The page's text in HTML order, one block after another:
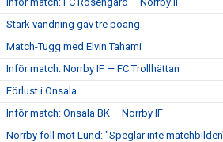
Stark vändning gav tre poäng
Match-Tugg med Elvin Tahami
Inför match: Norrby IF — FC Trollhättan
Förlust i Onsala
Inför match: Onsala BK – Norrby IF
Norrby föll mot Lund: "Speglar inte